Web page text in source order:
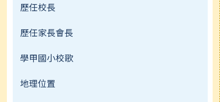
歷任校長
歷任家長會長
學甲國小校歌
地理位置